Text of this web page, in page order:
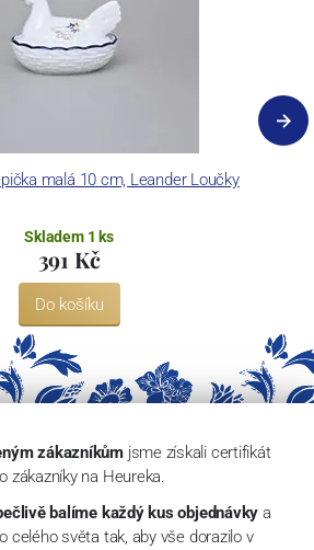
malá 10 cm, Leander Loučky
Skladem 1 ks
391 Kč
Do košíku
zákazníkům jsme získali certifikát
zákazníky na Heureka.
balíme každý kus objednávky a
celého světa tak, aby vše dorazilo v